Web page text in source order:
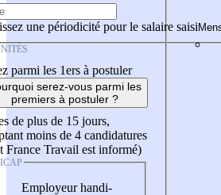
une périodicité pour le salaire saisi
parmi les 1ers à postuler
serez-vous parmi les
premiers à postuler ?
de plus de 15 jours,
moins de 4 candidatures
France Travail est informé)
Employeur handi-